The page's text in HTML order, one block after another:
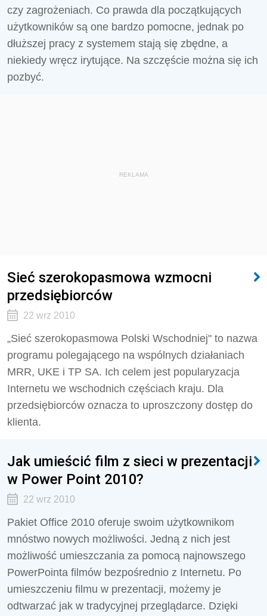
czy zagrożeniach. Co prawda dla początkujących
użytkowników są one bardzo pomocne, jednak po
dłuższej pracy z systemem stają się zbędne, a
niekiedy wręcz irytujące. Na szczęście można się ich
pozbyć.
REKLAMA
Sieć szerokopasmowa wzmocni
przedsiębiorców
22 wrz 2010
„Sieć szerokopasmowa Polski Wschodniej" to nazwa
programu polegającego na wspólnych działaniach
MRR, UKE i TP SA. Ich celem jest popularyzacja
Internetu we wschodnich częściach kraju. Dla
przedsiębiorców oznacza to uproszczony dostęp do
klienta.
Jak umieścić film z sieci w prezentacji
w Power Point 2010?
22 wrz 2010
Pakiet Office 2010 oferuje swoim użytkownikom
mnóstwo nowych możliwości. Jedną z nich jest
możliwość umieszczania za pomocą najnowszego
PowerPointa filmów bezpośrednio z Internetu. Po
umieszczeniu filmu w prezentacji, możemy je
odtwarzać jak w tradycyjnej przeglądarce. Dzięki